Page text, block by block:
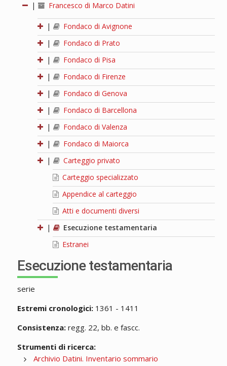
| Francesco di Marco Datini
|
Fondaco di Avignone
|
Fondaco di Prato
|
Fondaco di Pisa
|
Fondaco di Firenze
|
Fondaco di Genova
|
Fondaco di Barcellona
|
Fondaco di Valenza
|
Fondaco di Maiorca
|
Carteggio privato
Carteggio specializzato
Appendice al carteggio
Atti e documenti diversi
|
Esecuzione testamentaria
Estranei
Esecuzione testamentaria
serie
Estremi cronologici:1361 - 1411
Consistenza:regg. 22, bb. e fascc.
Strumenti di ricerca:
Archivio Datini. Inventario sommario